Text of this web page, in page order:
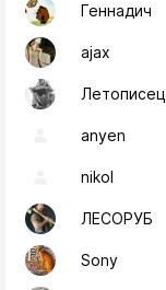
Геннадич
ajax
Летописец
anyen
nikol
ЛЕСОРУБ
Sony